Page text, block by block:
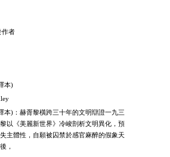
作者
本)
本)：赫胥黎橫跨三十年的文明辯證一九三
以《美麗新世界》冷峻剖析文明異化，預
主體性，自願被囚禁於感官麻醉的假象天
，